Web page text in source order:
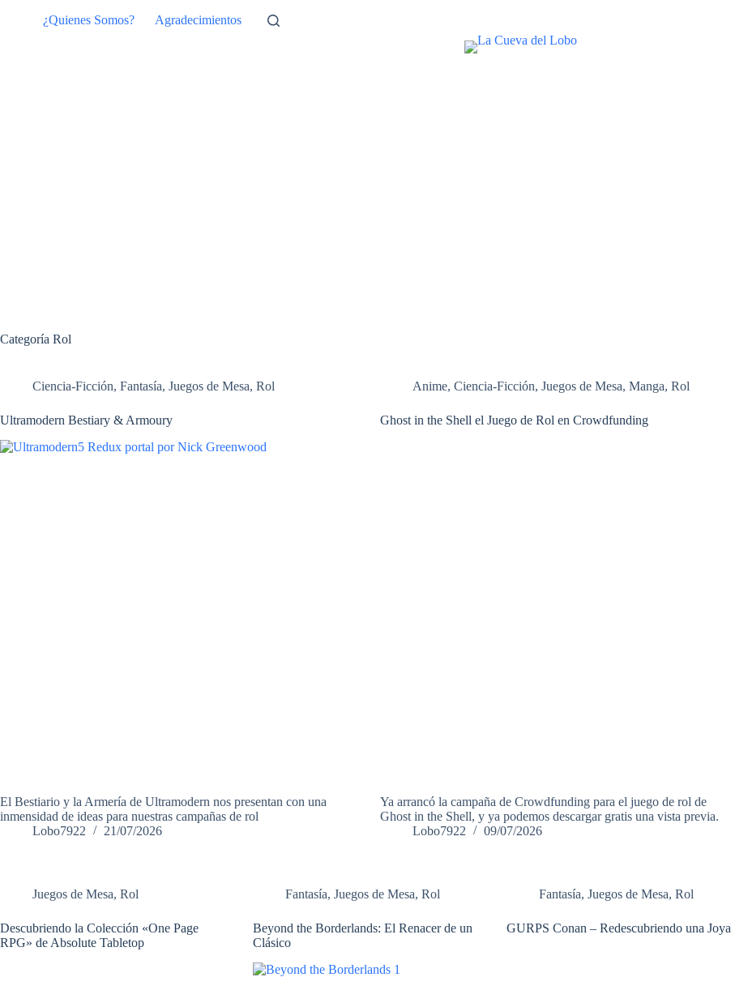
¿Quienes Somos? Agradecimientos
Categoría Rol
Ciencia-Ficción, Fantasía, Juegos de Mesa, Rol
Ultramodern Bestiary & Armoury
El Bestiario y la Armería de Ultramodern nos presentan con una
inmensidad de ideas para nuestras campañas de rol
Lobo7922
21/07/2026
Anime, Ciencia-Ficción, Juegos de Mesa, Manga, Rol
Ghost in the Shell el Juego de Rol en Crowdfunding
Ya arrancó la campaña de Crowdfunding para el juego de rol de
Ghost in the Shell, y ya podemos descargar gratis una vista previa.
Lobo7922
09/07/2026
Juegos de Mesa, Rol
Descubriendo la Colección «One Page
RPG» de Absolute Tabletop
Fantasía,Juegos de Mesa,Rol
Beyond the Borderlands: El Renacer de un
Clásico
Fantasía, Juegos de Mesa, Rol
GURPS Conan – Redescubriendo una Joya